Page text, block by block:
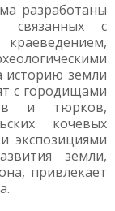
разработаны
связанных с
историю земли
с городищами
и тюрков,
кочевых
экспозициями
земли,
привлекает